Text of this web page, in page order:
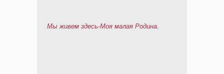
Мы живем здесь-Моя малая Родина.